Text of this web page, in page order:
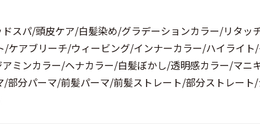
スパ/頭皮ケア/白髪染め/グラデーションカラー/リタッ
アブリーチ/ウィービング/インナーカラー/ハイライト
ミンカラー/ヘナカラー/白髪ぼかし/透明感カラー/マニ
分パーマ/前髪パーマ/前髪ストレート/部分ストレート